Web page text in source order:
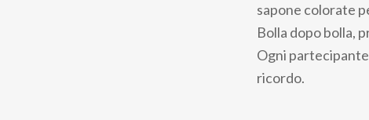
sapone colorate
Bolla dopo bolla,
Ogni
ricordo.